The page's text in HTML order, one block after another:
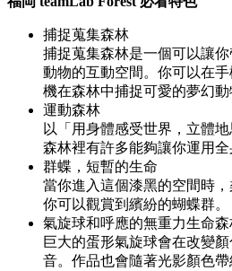
捕捉蒐集森林
捕捉蒐集森林是一個可以讓
動物的互動空間。你可以在
機在森林中捕捉可愛的夢幻動
運動森林
以「用身體感受世界，立體
森林裡有許多能夠讓你運用全
群蝶，短暫的生命
當你進入這個漆黑的空間時，
你可以觀賞到繽紛的蝴蝶群。
氣旋球和呼應的無重力生命森
巨大的蛋形氣旋球會在改變
音。作品也會隨著光影顏色